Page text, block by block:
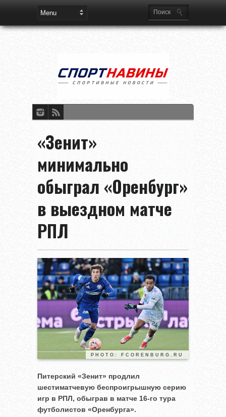
«Зенит»
минимально
обыграл «Оренбург»
в выездном матче
РПЛ
PHOTO: FCORENBURG.RU
Питерский «Зенит» продлил
шестиматчевую беспроигрышную серию
игр в РПЛ, обыграв в матче 16-го тура
футболистов «Оренбурга».